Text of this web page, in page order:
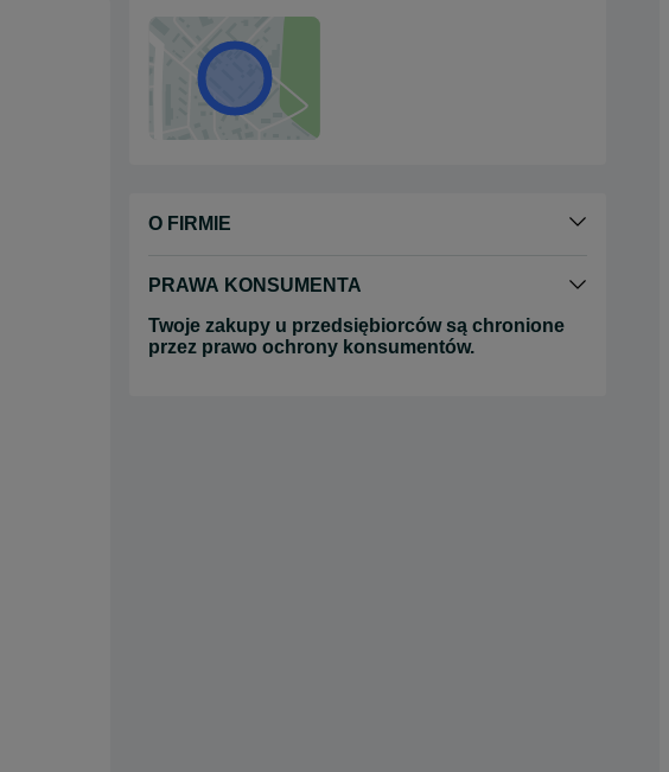
O FIRMIE
PRAWA KONSUMENTA
Twoje zakupy u przedsiębiorców są chronione
przez prawo ochrony konsumentów.